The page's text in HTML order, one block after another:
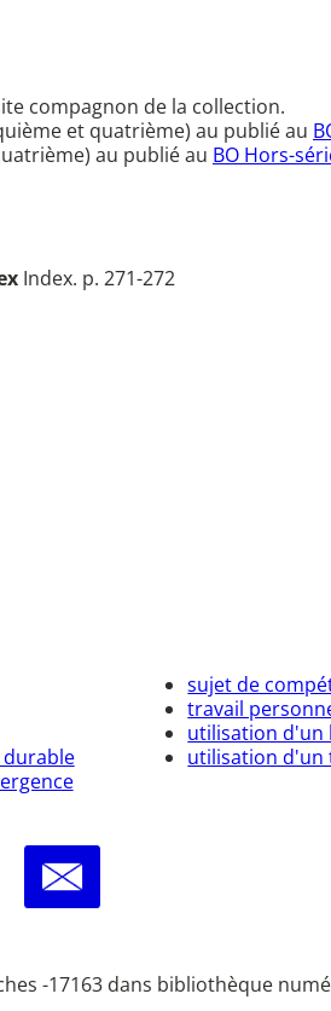
compagnon de la collection.
et quatrième) au publié au
au publié au BO Hors-
Index. p. 271-272
sujet de
travail
utilisation d'un
utilisation d'un
-17163 dans bibliothèque